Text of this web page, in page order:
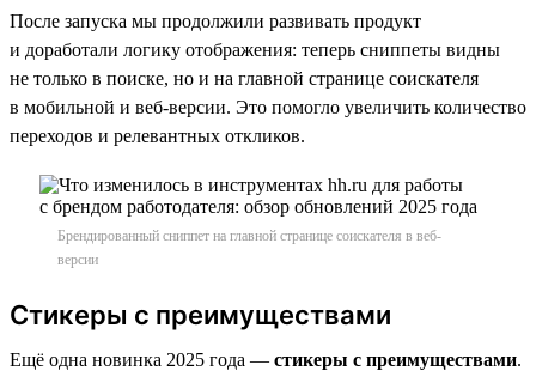
После запуска мы продолжили развивать продукт
и доработали логику отображения: теперь сниппеты видны
не только в поиске, но и на главной странице соискателя
в мобильной и веб-версии. Это помогло увеличить количество
переходов и релевантных откликов.
Брендированный сниппет на главной странице соискателя в веб-
версии
Стикеры с преимуществами
Ещё одна новинка 2025 года — стикеры с преимуществами.